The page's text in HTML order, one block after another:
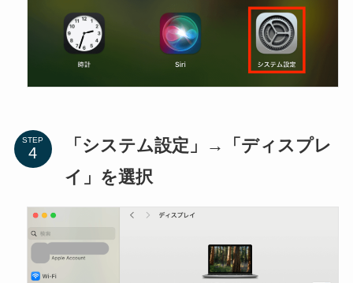
STEP
「システム設定」→「ディスプレ
イ」を選択